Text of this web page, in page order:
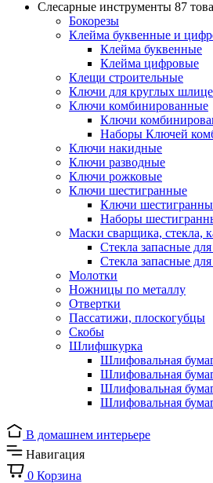
Слесарные инструменты 87
Бокорезы
Клейма буквенные и
Клейма буквенные
Клейма цифровые
Клещи строительные
Ключи для круглых
Ключи комбинированные
Ключи
Наборы Ключей
Ключи накидные
Ключи разводные
Ключи рожковые
Ключи шестигранные
Ключи
Наборы
Маски сварщика, стекла,
Стекла запасные
Стекла запасные
Молотки
Ножницы по металлу
Отвертки
Пассатижи, плоскогубцы
Скобы
Шлифшкурка
Шлифовальная
Шлифовальная
Шлифовальная
Шлифовальная
В домашнем интерьере
Навигация
0 Корзина